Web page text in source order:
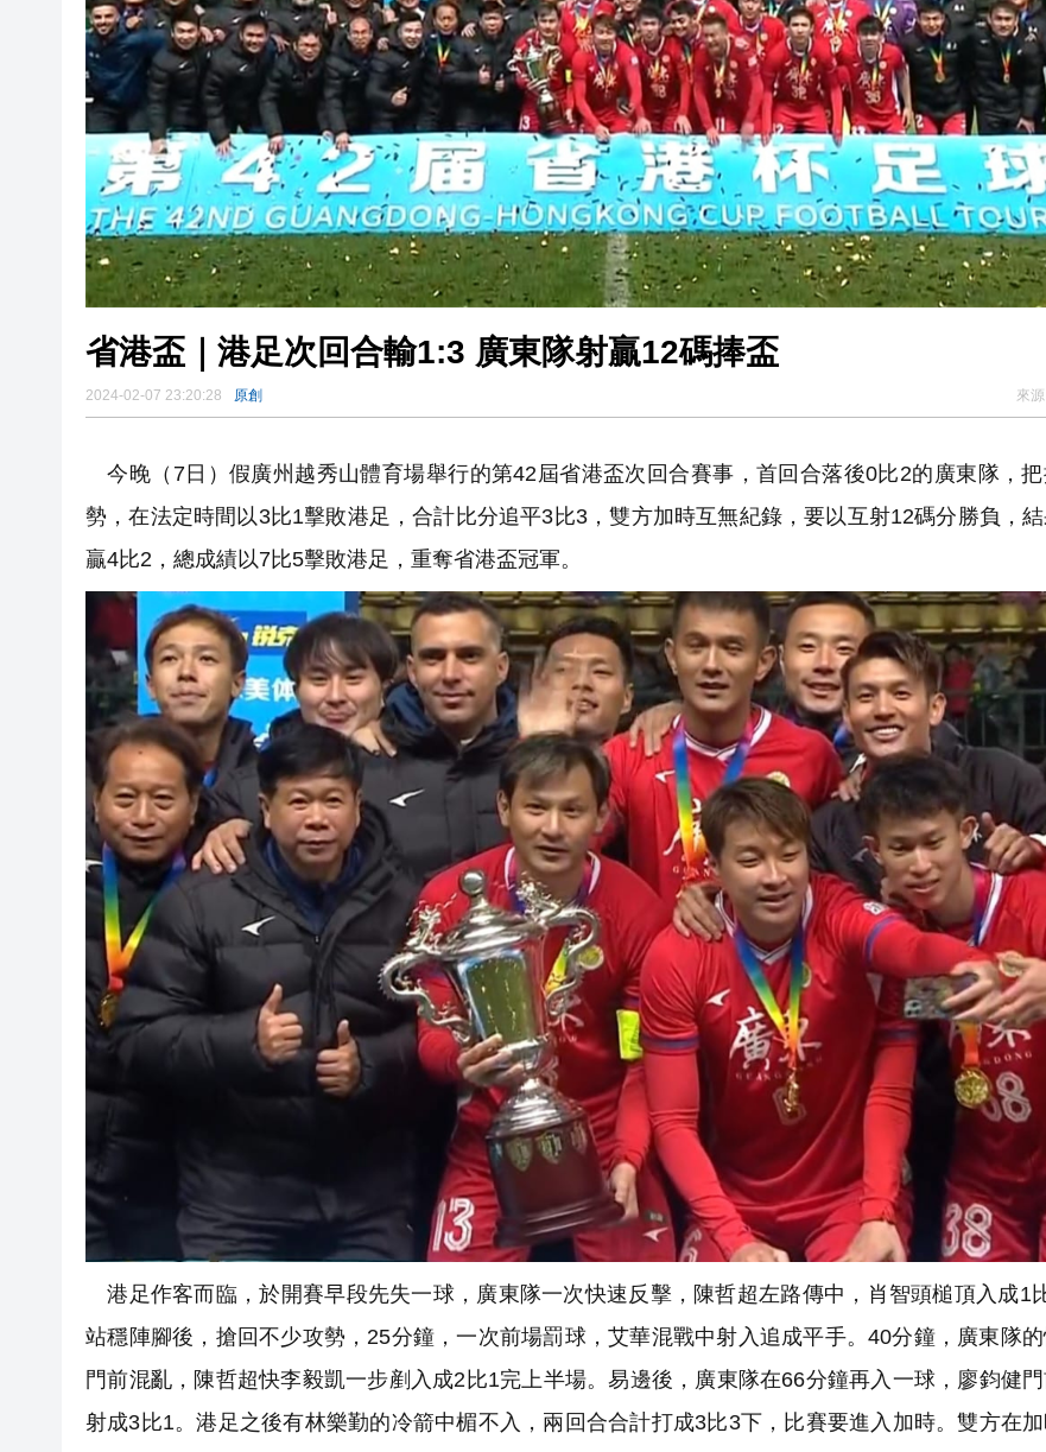
省港盃｜港足次回合輸1:3 廣東隊射贏12碼捧盃
2024-02-07 23:20:28 原創 來源
今晚（ 7日 ）假廣州越秀山體育場舉行的第42屆省港盃次回合賽事，首回合落後0比2的廣東隊，
勢，在法定時間以3比1擊敗港足，合計比分追平3比3，雙方加時互無紀錄，要以互射12碼分勝負，
贏4比2，總成績以7比5擊敗港足，重奪省港盃冠軍。
港足作客而臨，於開賽早段先失一球，廣東隊一次快速反擊，陳哲超左路傳中，肖智頭槌頂入成1
站穩陣腳後，搶回不少攻勢，25分鐘，一次前場罰球，艾華混戰中射入追成平手。40分鐘，廣東隊
門前混亂，陳哲超快李毅凱一步剷入成2比1完上半場。易邊後，廣東隊在66分鐘再入一球，廖鈞健
射成3比1。港足之後有林樂勤的冷箭中楣不入，兩回合合計打成3比3下，比賽要進入加時。雙方在